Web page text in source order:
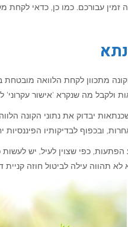
זמין עבורכם. כמו כן, כדאי
מתכוון לקחת הלוואה
ולקבל מה שנקרא 'אישור עקרוני'
יבדוק את נתוני הקונה
ובכפוף לבדיקותיו
הפתעות, כפי שצוין לעיל, יש
תהווה עילה לביטול חוזה קניית